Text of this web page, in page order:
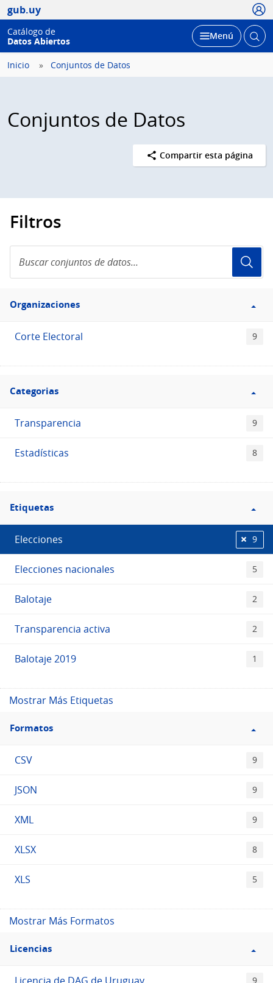
gub.uy
Catálogo de
Datos Abiertos
Desplegar
Menú Abrir
Inicio Conjuntos de Datos
Conjuntos de Datos
Compartir esta página
Filtros
conjuntos
de
Filtro
Organizaciones
Organizaciones
Corte Electoral 9
Filtro
Categorias
Categorias
Transparencia 9
Estadísticas 8
Filtro
Etiquetas
Etiquetas
Elecciones 9
Elecciones nacionales 5
Balotaje 2
Transparencia activa 2
Balotaje 2019 1
Mostrar Más Etiquetas
Filtro
Formatos
Formatos
CSV 9
JSON 9
XML 9
XLSX 8
XLS 5
Mostrar Más Formatos
Filtro
Licencias
Licencias